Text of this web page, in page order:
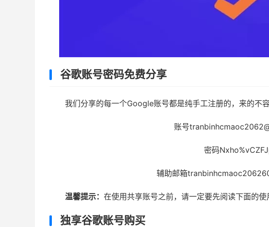
谷歌账号密码免费分享
我们分享的每一个Google账号都是纯手工注册的，来的不
账号
密码
辅助邮箱
温馨提示： 在使用共享账号之前，请一定要先阅读下面的使
独享谷歌账号购买